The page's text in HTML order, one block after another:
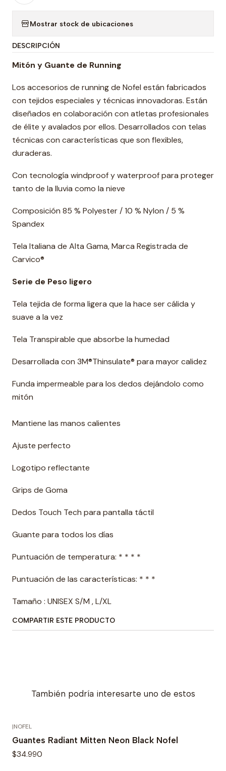
Mostrar stock de ubicaciones
DESCRIPCIÓN
Mitón y Guante de Running
Los accesorios de running de Nofel están fabricados
con tejidos especiales y técnicas innovadoras. Están
diseñados en colaboración con atletas profesionales
de élite y avalados por ellos. Desarrollados con telas
técnicas con características que son flexibles,
duraderas.
Con tecnología windproof y waterproof para proteger
tanto de la lluvia como la nieve
Composición 85 % Polyester / 10 % Nylon / 5 %
Spandex
Tela Italiana de Alta Gama, Marca Registrada de
Carvico®
Serie de Peso ligero
Tela tejida de forma ligera que la hace ser cálida y
suave a la vez
Tela Transpirable que absorbe la humedad
Desarrollada con 3M®Thinsulate® para mayor calidez
Funda impermeable para los dedos dejándolo como
mitón
Mantiene las manos calientes
Ajuste perfecto
Logotipo reflectante
Grips de Goma
Dedos Touch Tech para pantalla táctil
Guante para todos los días
Puntuación de temperatura: * * * *
Puntuación de las características: * * *
Tamaño : UNISEX S/M , L/XL
COMPARTIR ESTE PRODUCTO
También podría interesarte uno de estos
|NOFEL
Guantes Radiant Mitten Neon Black Nofel
$34.990